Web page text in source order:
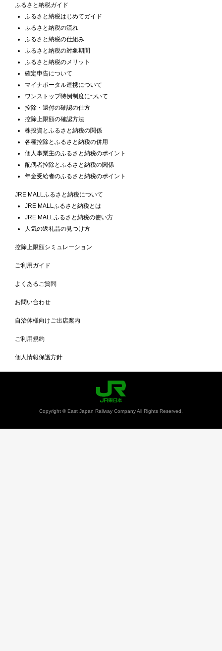
ふるさと納税ガイド
ふるさと納税はじめてガイド
ふるさと納税の流れ
ふるさと納税の仕組み
ふるさと納税の対象期間
ふるさと納税のメリット
確定申告について
マイナポータル連携について
ワンストップ特例制度について
控除・還付の確認の仕方
控除上限額の確認方法
株投資とふるさと納税の関係
各種控除とふるさと納税の併用
個人事業主のふるさと納税のポイント
配偶者控除とふるさと納税の関係
年金受給者のふるさと納税のポイント
JRE MALLふるさと納税について
JRE MALLふるさと納税とは
JRE MALLふるさと納税の使い方
人気の返礼品の見つけ方
控除上限額シミュレーション
ご利用ガイド
よくあるご質問
お問い合わせ
自治体様向けご出店案内
ご利用規約
個人情報保護方針
Copyright © East Japan Railway Company All Rights Reserved.